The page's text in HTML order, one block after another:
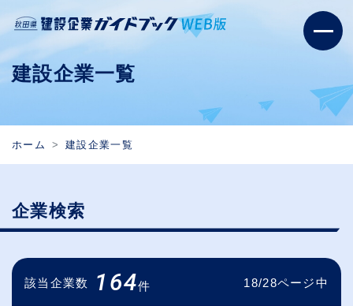
建設企業一覧
ホーム 建設企業一覧
企業検索
該当企業数 164件 18/28ページ中